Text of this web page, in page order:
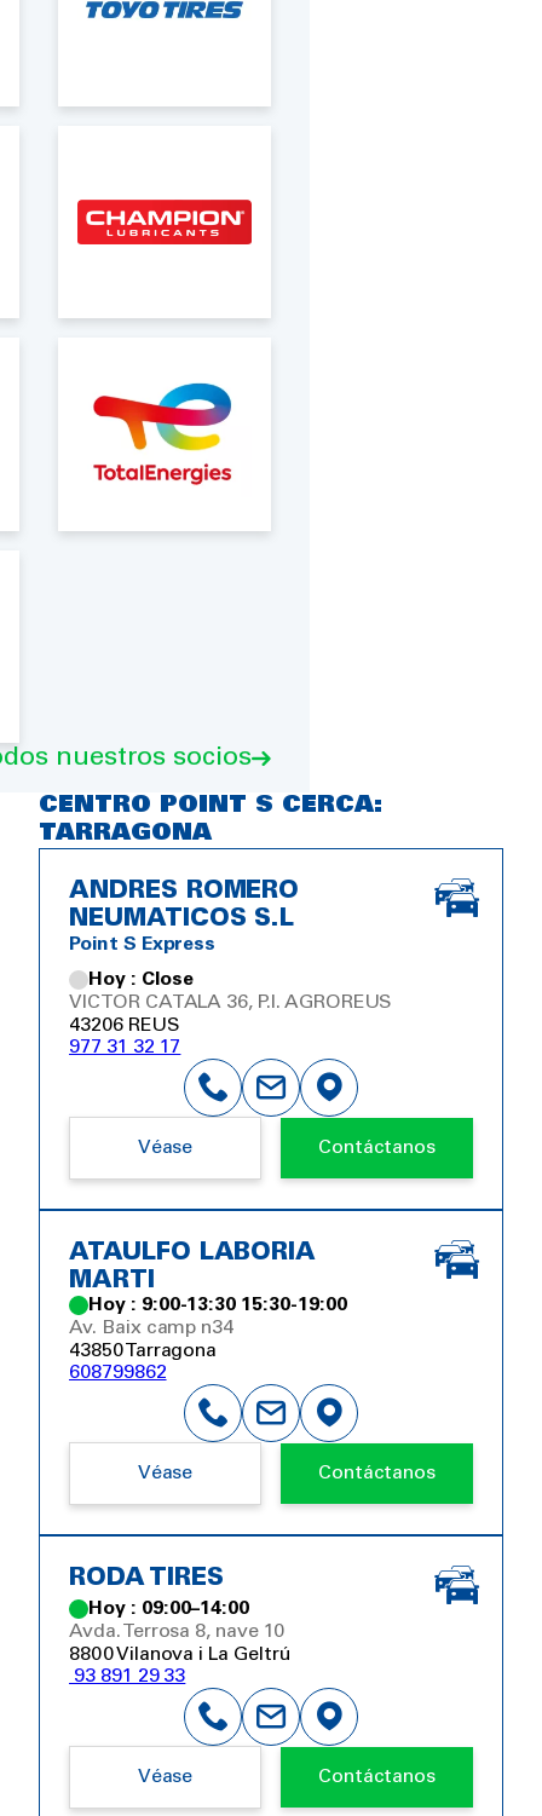
nuestros socios
CENTRO POINT S CERCA:
TARRAGONA
ANDRES ROMERO
NEUMATICOS S.L
Point S Express
Hoy : Close
VICTOR CATALA 36, P.I. AGROREUS
43206 REUS
977 31 32 17
Véase Contáctanos
ATAULFO LABORIA
MARTI
Hoy : 9:00-13:30 15:30-19:00
Av. Baix camp n34
43850 Tarragona
608799862
Véase Contáctanos
RODA TIRES
Hoy : 09:00–14:00
Avda. Terrosa 8, nave 10
8800 Vilanova i La Geltrú
93 891 29 33
Véase Contáctanos